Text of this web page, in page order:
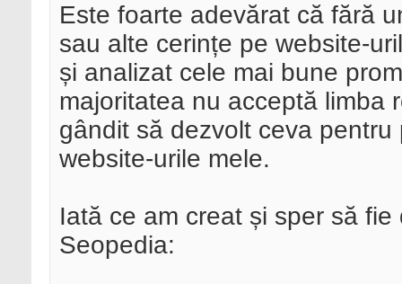
Este foarte adevărat că fără
sau alte cerințe pe website-
și analizat cele mai bune
majoritatea nu acceptă limba
gândit să dezvolt ceva
website-urile mele.
Iată ce am creat și sper să
Seopedia: